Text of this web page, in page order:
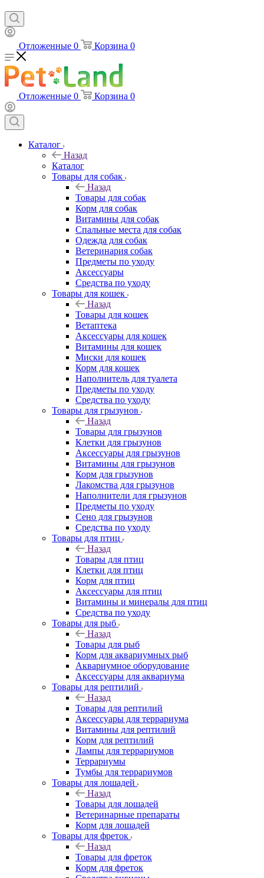
Отложенные 0 Корзина 0
Отложенные 0 Корзина 0
Каталог
Назад
Каталог
Товары для собак
Назад
Товары для собак
Корм для собак
Витамины для собак
Спальные места для собак
Одежда для собак
Ветеринария собак
Предметы по уходу
Аксессуары
Средства по уходу
Товары для кошек
Назад
Товары для кошек
Ветаптека
Аксессуары для кошек
Витамины для кошек
Миски для кошек
Корм для кошек
Наполнитель для туалета
Предметы по уходу
Средства по уходу
Товары для грызунов
Назад
Товары для грызунов
Клетки для грызунов
Аксессуары для грызунов
Витамины для грызунов
Корм для грызунов
Лакомства для грызунов
Наполнители для грызунов
Предметы по уходу
Сено для грызунов
Средства по уходу
Товары для птиц
Назад
Товары для птиц
Клетки для птиц
Корм для птиц
Аксессуары для птиц
Витамины и минералы для птиц
Средства по уходу
Товары для рыб
Назад
Товары для рыб
Корм для аквариумных рыб
Аквариумное оборудование
Аксессуары для аквариума
Товары для рептилий
Назад
Товары для рептилий
Аксессуары для террариума
Витамины для рептилий
Корм для рептилий
Лампы для террариумов
Террариумы
Тумбы для террариумов
Товары для лошадей
Назад
Товары для лошадей
Ветеринарные препараты
Корм для лошадей
Товары для фреток
Назад
Товары для фреток
Корм для фреток